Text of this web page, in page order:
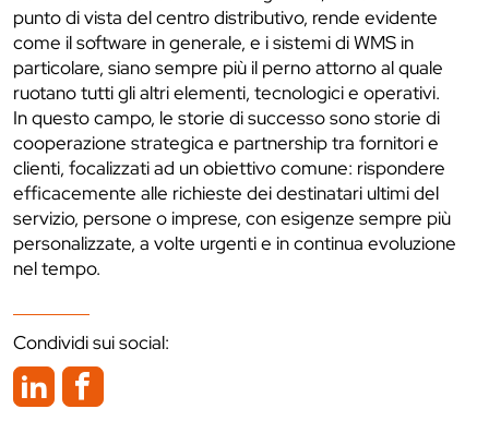
punto di vista del centro distributivo, rende evidente
come il software in generale, e i sistemi di WMS in
particolare, siano sempre più il perno attorno al quale
ruotano tutti gli altri elementi, tecnologici e operativi.
In questo campo, le storie di successo sono storie di
cooperazione strategica e partnership tra fornitori e
clienti, focalizzati ad un obiettivo comune: rispondere
efficacemente alle richieste dei destinatari ultimi del
servizio, persone o imprese, con esigenze sempre più
personalizzate, a volte urgenti e in continua evoluzione
nel tempo.
Condividi sui social: